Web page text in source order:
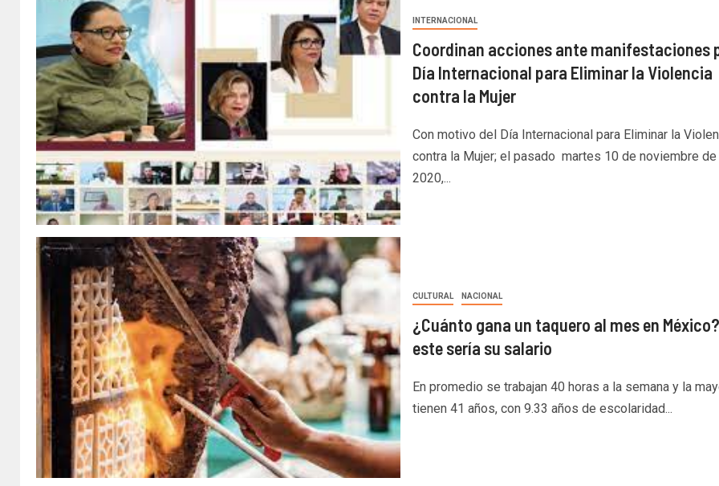
INTERNACIONAL
Coordinan acciones ante manifestaciones
Día Internacional para Eliminar la Violencia
contra la Mujer
Con motivo del Día Internacional para Eliminar la
contra la Mujer; el pasado martes 10 de noviembre de
2020,...
CULTURAL NACIONAL
¿Cuánto gana un taquero al mes en
este sería su salario
En promedio se trabajan 40 horas a la semana y la
tienen 41 años, con 9.33 años de escolaridad...